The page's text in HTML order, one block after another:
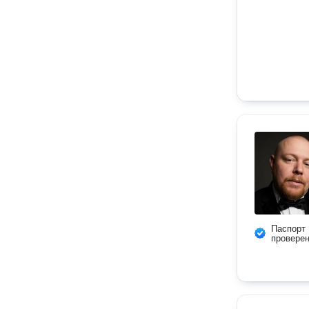
Паспорт
проверен